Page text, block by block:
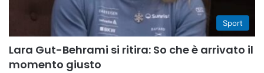
Sport
Lara Gut-Behrami si ritira: So che è arrivato il
momento giusto